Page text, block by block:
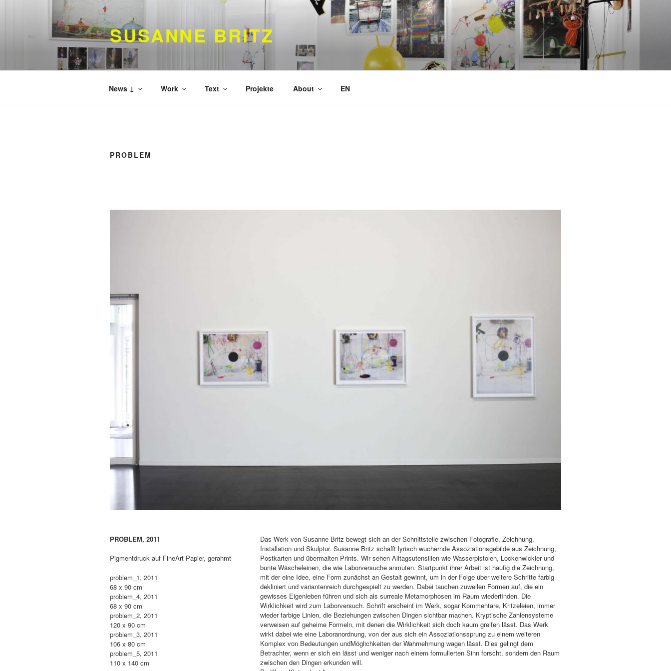
SUSANNE BRITZ
News ↓ Work Text Projekte About EN
PROBLEM
PROBLEM, 2011
Pigmentdruck auf FineArt Papier, gerahmt
problem_1, 2011
68 x 90 cm
problem_4, 2011
68 x 90 cm
problem_2, 2011
120 x 90 cm
problem_3, 2011
106 x 80 cm
problem_5, 2011
110 x 140 cm
Das Werk von Susanne Britz bewegt sich an der Schnittstelle zwischen Fotografie, Zeichnung,
Installation und Skulptur. Susanne Britz schafft lyrisch wuchernde Assoziationsgebilde aus Zeichnung,
Postkarten und übermalten Prints. Wir sehen Alltagsutensilien wie Wasserpistolen, Lockenwickler und
bunte Wäscheleinen, die wie Laborversuche anmuten. Startpunkt ihrer Arbeit ist häufig die Zeichnung,
mit der eine Idee, eine Form zunächst an Gestalt gewinnt, um in der Folge über weitere Schritte farbig
dekliniert und variantenreich durchgespielt zu werden. Dabei tauchen zuweilen Formen auf, die ein
gewisses Eigenleben führen und sich als surreale Metamorphosen im Raum wiederfinden. Die
Wirklichkeit wird zum Laborversuch. Schrift erscheint im Werk, sogar Kommentare, Kritzeleien, immer
wieder farbige Linien, die Beziehungen zwischen Dingen sichtbar machen. Kryptische Zahlensysteme
verweisen auf geheime Formeln, mit denen die Wirklichkeit sich doch kaum greifen lässt. Das Werk
wirkt dabei wie eine Laboranordnung, von der aus sich ein Assoziationssprung zu einem weiteren
Komplex von Bedeutungen undMöglichkeiten der Wahrnehmung wagen lässt. Dies gelingt dem
Betrachter, wenn er sich ein lässt und weniger nach einem formulierten Sinn forscht, sondern den Raum
zwischen den Dingen erkunden will.